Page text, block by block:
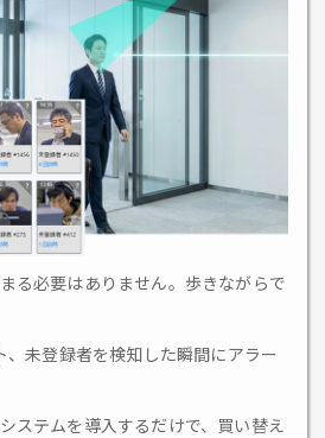
る必要はありません。歩きながらで
、未登録者を検知した瞬間にアラー
ステムを導入するだけで、買い替え